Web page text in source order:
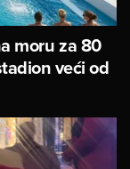
moru za 80
veći od